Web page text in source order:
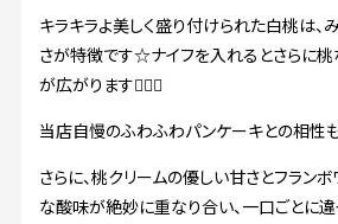
キラキラよ美しく盛り付けられた白桃は、
さが特徴です☆ナイフを入れるとさらに
が広がります😮‍💨✨
当店自慢のふわふわパンケーキとの相性
さらに、桃クリームの優しい甘さとフラン
な酸味が絶妙に重なり合い、一口ごとに